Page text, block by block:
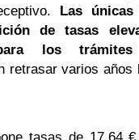
Las
de tasas
los trámites
retrasar varios años